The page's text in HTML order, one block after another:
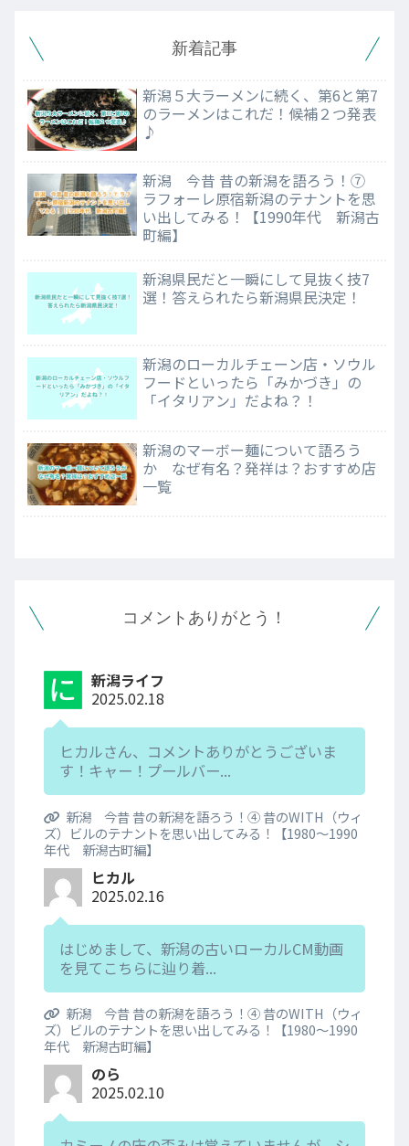
新着記事
新潟５大ラーメンに続く、第6と第7
のラーメンはこれだ！候補２つ発表
♪
新潟 今昔 昔の新潟を語ろう！⑦
ラフォーレ原宿新潟のテナントを思
い出してみる！【1990年代 新潟古
町編】
新潟県民だと一瞬にして見抜く技7
選！答えられたら新潟県民決定！
新潟のローカルチェーン店・ソウル
フードといったら「みかづき」の
「イタリアン」だよね？！
新潟のマーボー麺について語ろう
か なぜ有名？発祥は？おすすめ店
一覧
コメントありがとう！
新潟ライフ
2025.02.18
ヒカルさん、コメントありがとうございま
す！キャー！プールバー...
新潟 今昔 昔の新潟を語ろう！④ 昔のWITH（ウィ
ズ）ビルのテナントを思い出してみる！【1980～1990
年代 新潟古町編】
ヒカル
2025.02.16
はじめまして、新潟の古いローカルCM動画
を見てこちらに辿り着...
新潟 今昔 昔の新潟を語ろう！④ 昔のWITH（ウィ
ズ）ビルのテナントを思い出してみる！【1980～1990
年代 新潟古町編】
のら
2025.02.10